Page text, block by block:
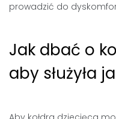
prowadzić do
Jak dbać o
aby służyła